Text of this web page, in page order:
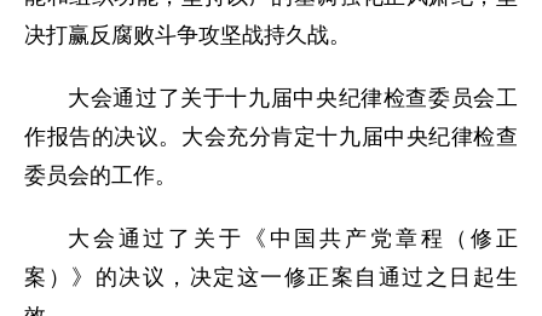
决打赢反腐败斗争攻坚战持久战。
大会通过了关于十九届中央纪律检查委员会工
作报告的决议。大会充分肯定十九届中央纪律检查
委员会的工作。
大会通过了关于《中国共产党章程（修正
案）》的决议，决定这一修正案自通过之日起生